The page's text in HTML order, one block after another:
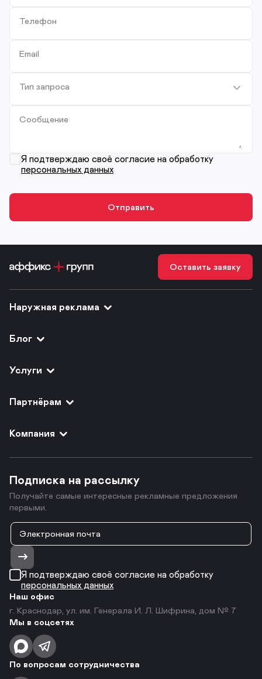
Телефон
Email
Тип запроса
Сообщение
Я подтверждаю своё согласие на обработку
персональных данных
Оставить заявку
Наружная реклама
Блог
Услуги
Партнёрам
Компания
Подписка на рассылку
Получайте самые интересные рекламные предложения
первыми.
Я подтверждаю своё согласие на обработку
персональных данных
Наш офис
г. Краснодар, ул. им. Генерала И. Л. Шифрина, дом № 7
Мы в соцсетях
По вопросам сотрудничества